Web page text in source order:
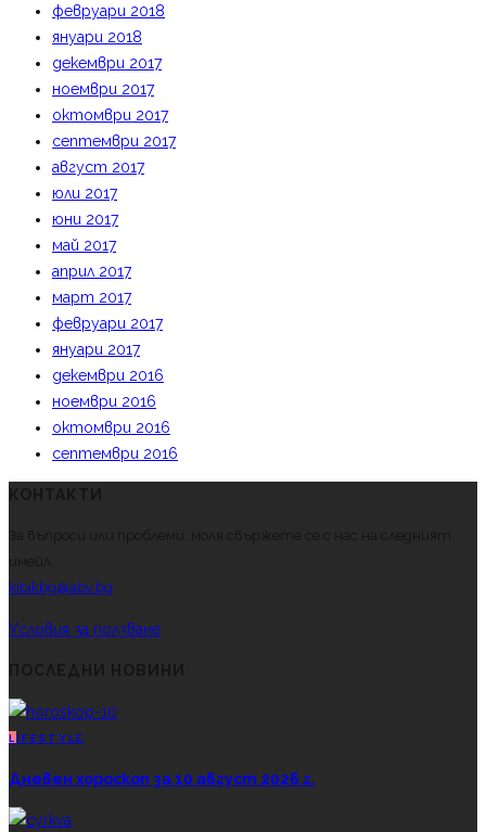
февруари 2018
януари 2018
декември 2017
ноември 2017
октомври 2017
септември 2017
август 2017
юли 2017
юни 2017
май 2017
април 2017
март 2017
февруари 2017
януари 2017
декември 2016
ноември 2016
октомври 2016
септември 2016
За въпроси или проблеми, моля свържете се с нас на следният
имейл.
kibikbg@abv.bg
Условия за ползване
L IFESTYLE
Дневен хороскоп за 10 август 2026 г.